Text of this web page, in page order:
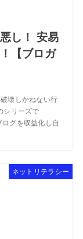
し！ 安易
【ブロガ
壊しかねない行
シリーズで
グを収益化し自
ネットリテラシー